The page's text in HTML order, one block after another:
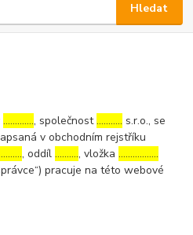
Hledat
…………., společnost……….. s.r.o., se
v obchodním rejstříku
, oddíl………., vložka……………..
pracuje na této webové